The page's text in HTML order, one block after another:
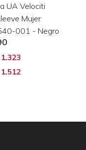
UA Velociti
Mujer
001 - Negro
1.323
1.512